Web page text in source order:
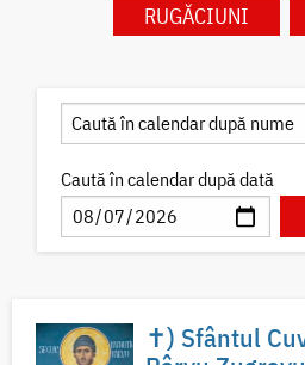
RUGĂCIUNI
Caută în calendar după dată
✝) Sfântul